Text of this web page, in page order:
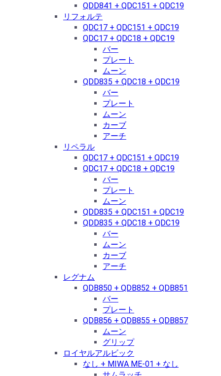
QDD841 + QDC151 + QDC19
リフォルテ
QDC17 + QDC151 + QDC19
QDC17 + QDC18 + QDC19
バー
プレート
ムーン
QDD835 + QDC18 + QDC19
バー
プレート
ムーン
カーブ
アーチ
リペラル
QDC17 + QDC151 + QDC19
QDC17 + QDC18 + QDC19
バー
プレート
ムーン
QDD835 + QDC151 + QDC19
QDD835 + QDC18 + QDC19
バー
ムーン
カーブ
アーチ
レグナム
QDB850 + QDB852 + QDB851
バー
プレート
QDB856 + QDB855 + QDB857
ムーン
グリップ
ロイヤルアルビック
なし + MIWA ME-01 + なし